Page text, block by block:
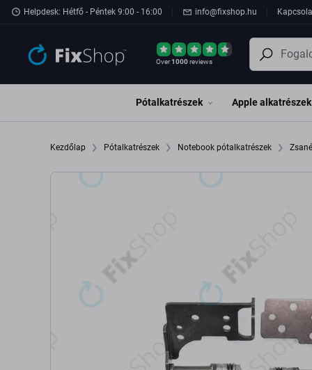
Ugrás az oldal fő részéhez
Helpdesk: Hétfő - Péntek 9:00 - 16:00 info@fixshop.hu
Over1000reviews
Pótalkatrészek Apple alkatrészek
Kezdőlap Pótalkatrészek Notebook pótalkatrészek